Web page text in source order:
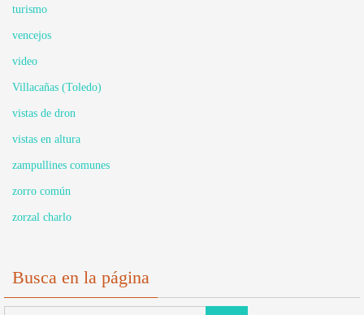
turismo
vencejos
video
Villacañas (Toledo)
vistas de dron
vistas en altura
zampullines comunes
zorro común
zorzal charlo
Busca en la página